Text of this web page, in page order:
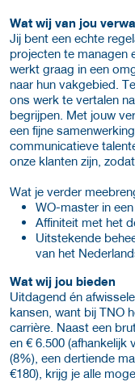
Wat wij van jou
Jij bent een echte
projecten te managen
werkt graag in een
naar hun vakgebied.
ons werk te vertalen
begrijpen. Met jouw
een fijne
communicatieve
onze klanten zijn,
Wat je verder
WO-master in
Affiniteit met het
Uitstekende
van het
Wat wij jou bieden
Uitdagend én
kansen, want bij TNO
carrière. Naast een
en € 6.500 (afhankelijk
(8%), een dertiende
€180), krijg je alle